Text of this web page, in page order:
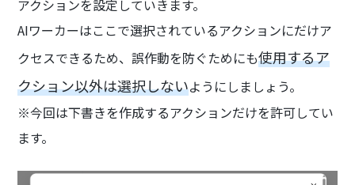
アクションを設定していきます。
AIワーカーはここで選択されているアクションにだけア
クセスできるため、誤作動を防ぐためにも使用するア
クション以外は選択しないようにしましょう。
※今回は下書きを作成するアクションだけを許可してい
ます。